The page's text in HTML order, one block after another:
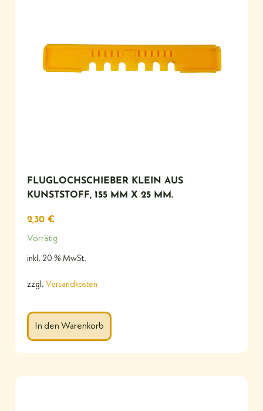
FLUGLOCHSCHIEBER KLEIN AUS
KUNSTSTOFF, 155 MM X 25 MM.
2,30 €
Vorrätig
inkl. 20 % MwSt.
zzgl. Versandkosten
In den Warenkorb